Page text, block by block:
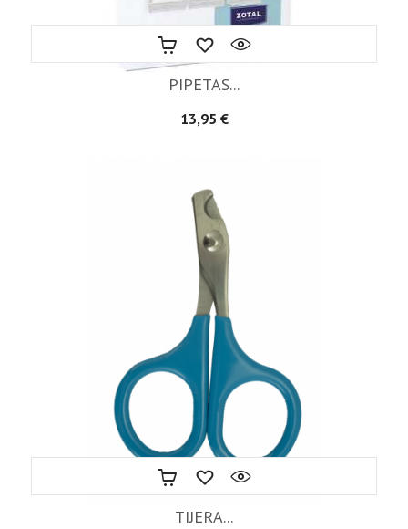
PIPETAS...
13,95 €Precio
TIJERA...